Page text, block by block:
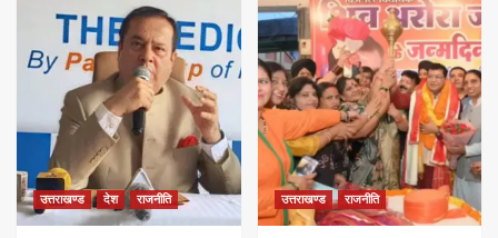
उत्तराखण्ड देश राजनीति उत्तराखण्ड राजनीति